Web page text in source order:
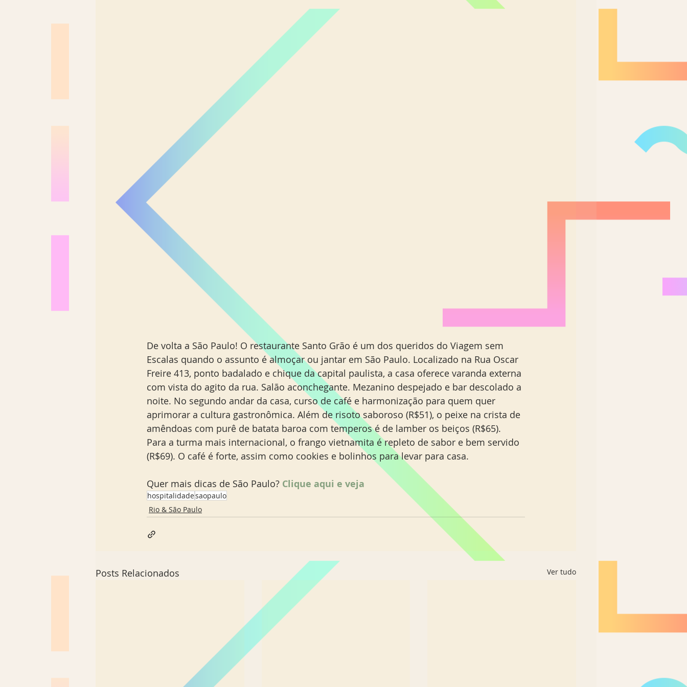
De volta a São Paulo! O restaurante Santo Grão é um dos queridos do Viagem sem
Escalas quando o assunto é almoçar ou jantar em São Paulo. Localizado na Rua Oscar
Freire 413, ponto badalado e chique da capital paulista, a casa oferece varanda externa
com vista do agito da rua. Salão aconchegante. Mezanino despejado e bar descolado a
noite. No segundo andar da casa, curso de café e harmonização para quem quer
aprimorar a cultura gastronômica. Além de risoto saboroso (R$51), o peixe na crista de
amêndoas com purê de batata baroa com temperos é de lamber os beiços (R$65).
Para a turma mais internacional, o frango vietnamita é repleto de sabor e bem servido
(R$69). O café é forte, assim como cookies e bolinhos para levar para casa.
Quer mais dicas de São Paulo? Clique aqui e veja
hospitalidadesaopaulo
Rio & São Paulo
Posts Relacionados Ver tudo